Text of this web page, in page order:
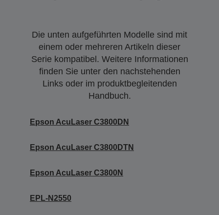
Die unten aufgeführten Modelle sind mit
einem oder mehreren Artikeln dieser
Serie kompatibel. Weitere Informationen
finden Sie unter den nachstehenden
Links oder im produktbegleitenden
Handbuch.
Epson AcuLaser C3800DN
Epson AcuLaser C3800DTN
Epson AcuLaser C3800N
EPL-N2550